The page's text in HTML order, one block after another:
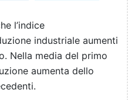
l’indice
industriale aumenti
Nella media del primo
aumenta dello